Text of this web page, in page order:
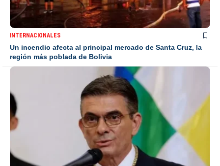
INTERNACIONALES
Un incendio afecta al principal mercado de Santa Cruz, la
región más poblada de Bolivia